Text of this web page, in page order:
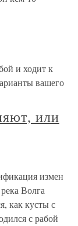
и ходит к
вашего
или
измен
Волга
как кусты с
с рабой